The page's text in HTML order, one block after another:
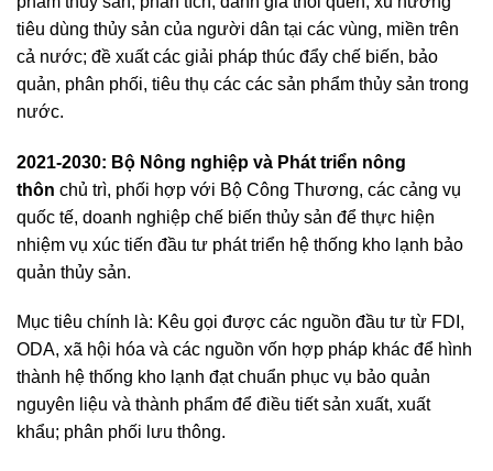
tiêu dùng thủy sản của người dân tại các vùng, miền trên
cả nước; đề xuất các giải pháp thúc đẩy chế biến, bảo
quản, phân phối, tiêu thụ các các sản phẩm thủy sản trong
nước.
2021-2030: Bộ Nông nghiệp và Phát triển nông
thôn chủ trì, phối hợp với Bộ Công Thương, các cảng vụ
quốc tế, doanh nghiệp chế biến thủy sản để thực hiện
nhiệm vụ xúc tiến đầu tư phát triển hệ thống kho lạnh bảo
quản thủy sản.
Mục tiêu chính là: Kêu gọi được các nguồn đầu tư từ FDI,
ODA, xã hội hóa và các nguồn vốn hợp pháp khác để hình
thành hệ thống kho lạnh đạt chuẩn phục vụ bảo quản
nguyên liệu và thành phẩm để điều tiết sản xuất, xuất
khẩu; phân phối lưu thông.